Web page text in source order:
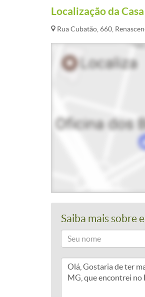
Localização da Casa
Rua Cubatão, 660,
Saiba mais sobre